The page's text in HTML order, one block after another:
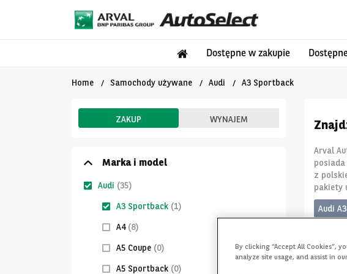
Dostępne w zakupie
Home Samochody używane Audi A3 Sportback
ZAKUP WYNAJEM
Marka i model
Audi (35)
A3 Sportback (1)
A4 (8)
A5 Coupe (0)
A5 Sportback (0)
Arval
z
pakiety
Audi
By clicking “Accept All Cookies”,
analyze site usage, and assist in